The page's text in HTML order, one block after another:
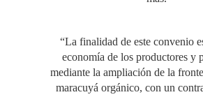
“La finalidad de este convenio
economía de los productores y
mediante la ampliación de la
maracuyá orgánico, con un